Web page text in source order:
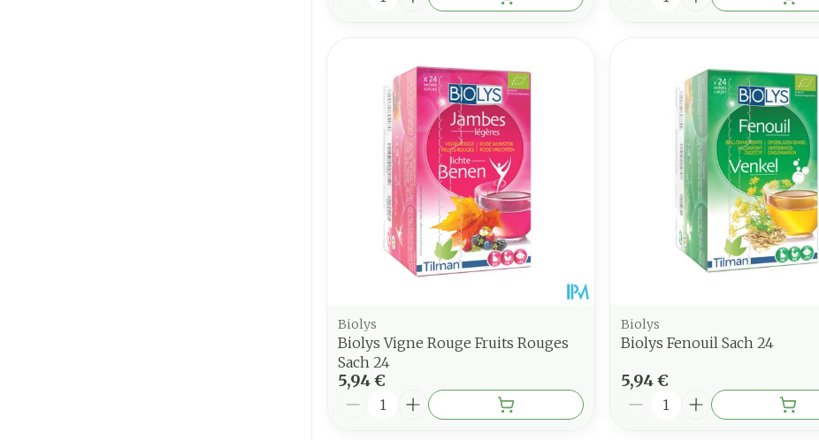
Biolys
Biolys Vigne Rouge Fruits Rouges
Sach 24
5,94 €
Quantité
Biolys
Biolys Fenouil Sach 24
5,94 €
Quantité